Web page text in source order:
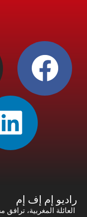
راديو إم إف إم
العائلة المغربية،